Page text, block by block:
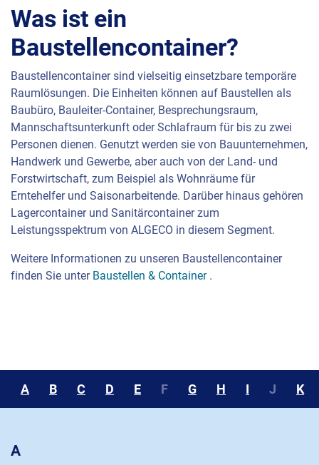
Was ist ein
Baustellencontainer?
Baustellencontainer sind vielseitig einsetzbare temporäre
Raumlösungen. Die Einheiten können auf Baustellen als
Baubüro, Bauleiter-Container, Besprechungsraum,
Mannschaftsunterkunft oder Schlafraum für bis zu zwei
Personen dienen. Genutzt werden sie von Bauunternehmen,
Handwerk und Gewerbe, aber auch von der Land- und
Forstwirtschaft, zum Beispiel als Wohnräume für
Erntehelfer und Saisonarbeitende. Darüber hinaus gehören
Lagercontainer und Sanitärcontainer zum
Leistungsspektrum von ALGECO in diesem Segment.
Weitere Informationen zu unseren Baustellencontainer
finden Sie unter Baustellen & Container.
A B C D E F G H I J K
A